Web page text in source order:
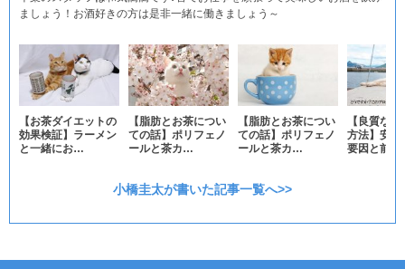
ましょう！お酒好きの方は是非一緒に働きましょう～
【お茶ダイエットの
効果検証】ラーメン
と一緒にお…
【脂肪とお茶につい
ての話】ポリフェノ
ールと茶カ…
【脂肪とお茶につい
ての話】ポリフェノ
ールと茶カ…
【良質な
方法】安眠
要因と前
小橋圭太が書いた記事一覧へ>>